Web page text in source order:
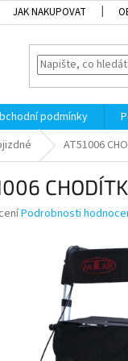
JAK NAKUPOVAT
podmínky
AT51006
Podrobnosti